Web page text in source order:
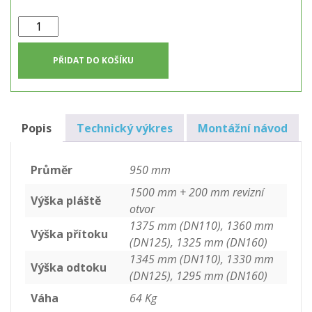
1m3
nádrž
samonosná
+
na
množství
PŘIDAT DO KOŠÍKU
Popis Technický výkres Montážní návod
Průměr
950 mm
Výška pláště
1500 mm + 200 mm revizní
otvor
Výška přítoku
1375 mm (DN110), 1360 mm
(DN125), 1325 mm (DN160)
Výška odtoku
1345 mm (DN110), 1330 mm
(DN125), 1295 mm (DN160)
Váha
64 Kg